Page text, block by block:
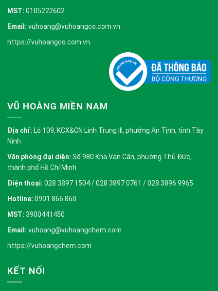
MST: 0105222602
Email: vuhoang@vuhoangco.com.vn
https://vuhoangco.com.vn
VŨ HOÀNG MIỀN NAM
Địa chỉ: Lô 109, KCX&CN Linh Trung III, phường An Tịnh, tỉnh Tây
Ninh
Văn phòng đại diện: Số 980 Kha Vạn Cân, phường Thủ Đức,
thành phố Hồ Chí Minh
Điện thoại: 028 3897 1504 / 028 3897 0761 / 028 3896 9965
Hotline: 0901 866 860
MST: 3900441450
Email: vuhoang@vuhoangchem.com
https://vuhoangchem.com
KẾT NỐI